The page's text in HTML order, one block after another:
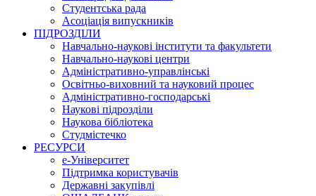
Студентська рада
Асоціація випускників
ПІДРОЗДІЛИ
Навчально-наукові інститути та факультети
Навчально-наукові центри
Адміністративно-управлінські
Освітньо-виховний та науковий процес
Адміністративно-господарські
Наукові підрозділи
Наукова бібліотека
Студмістечко
РЕСУРСИ
е-Університет
Підтримка користувачів
Державні закупівлі